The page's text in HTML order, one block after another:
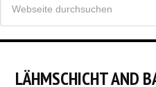
LÄHMSCHICHT AND